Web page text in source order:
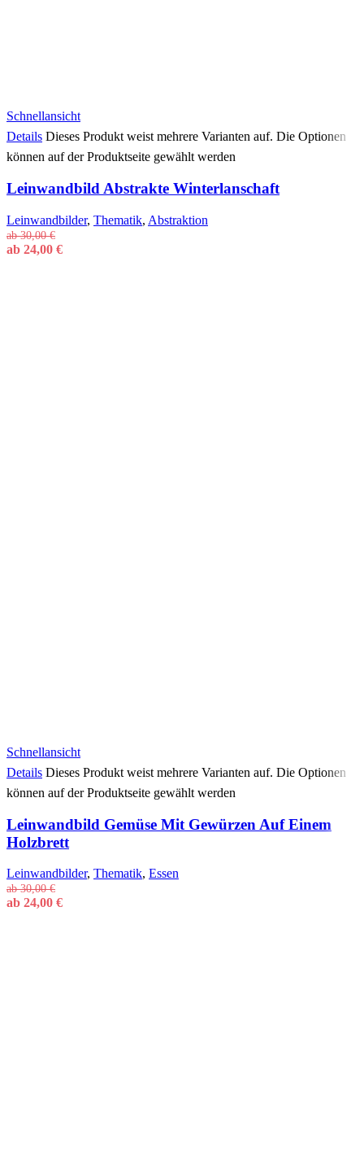
Schnellansicht
Details Dieses Produkt weist mehrere Varianten auf. Die Optionen
können auf der Produktseite gewählt werden
Leinwandbild Abstrakte Winterlanschaft
Leinwandbilder, Thematik, Abstraktion
ab30,00€
ab 24,00 €
Schnellansicht
Details Dieses Produkt weist mehrere Varianten auf. Die Optionen
können auf der Produktseite gewählt werden
Leinwandbild Gemüse Mit Gewürzen Auf Einem
Holzbrett
Leinwandbilder, Thematik, Essen
ab30,00€
ab 24,00 €